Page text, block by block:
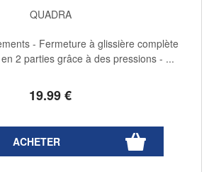
QUADRA
19.99€
- Fermeture à glissière complète
2 parties grâce à des pressions - ...